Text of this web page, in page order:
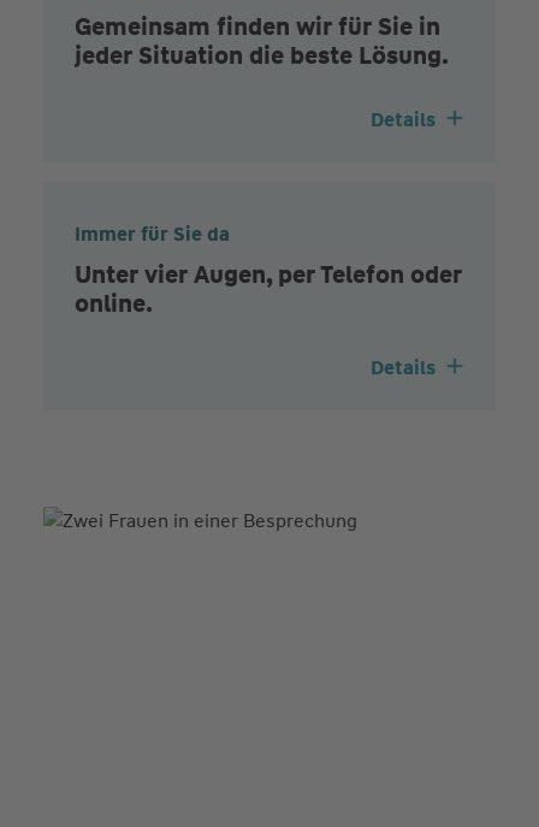
Gemeinsam finden wir für Sie in
jeder Situation die beste Lösung.
Details
Immer für Sie da
Unter vier Augen, per Telefon oder
online.
Details